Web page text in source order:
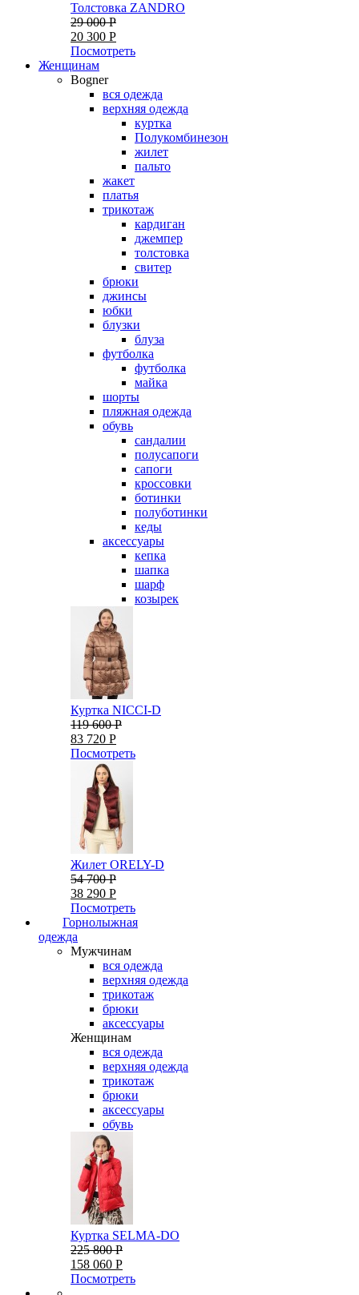
Толстовка ZANDRO
29 000 Р
20 300 Р
Посмотреть
Женщинам
Bogner
вся одежда
верхняя одежда
куртка
Полукомбинезон
жилет
пальто
жакет
платья
трикотаж
кардиган
джемпер
толстовка
свитер
брюки
джинсы
юбки
блузки
блуза
футболка
футболка
майка
шорты
пляжная одежда
oбувь
сандалии
полусапоги
сапоги
кроссовки
ботинки
полуботинки
кеды
аксессуары
кепка
шапка
шарф
козырек
Куртка NICCI-D
119 600 Р
83 720 Р
Посмотреть
Жилет ORELY-D
54 700 Р
38 290 Р
Посмотреть
Горнолыжная
одежда
Мужчинам
вся одежда
верхняя одежда
трикотаж
брюки
аксессуары
Женщинам
вся одежда
верхняя одежда
трикотаж
брюки
аксессуары
обувь
Куртка SELMA-DO
225 800 Р
158 060 Р
Посмотреть